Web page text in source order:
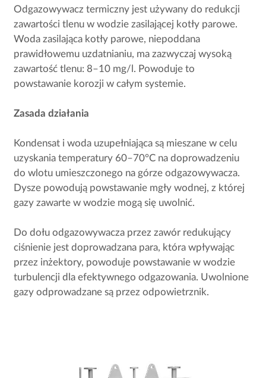
Odgazowywacz termiczny jest używany do redukcji
zawartości tlenu w wodzie zasilającej kotły parowe.
Woda zasilająca kotły parowe, niepoddana
prawidłowemu uzdatnianiu, ma zazwyczaj wysoką
zawartość tlenu: 8–10 mg/l. Powoduje to
powstawanie korozji w całym systemie.
Zasada działania
Kondensat i woda uzupełniająca są mieszane w celu
uzyskania temperatury 60–70°C na doprowadzeniu
do wlotu umieszczonego na górze odgazowywacza.
Dysze powodują powstawanie mgły wodnej, z której
gazy zawarte w wodzie mogą się uwolnić.
Do dołu odgazowywacza przez zawór redukujący
ciśnienie jest doprowadzana para, która wpływając
przez inżektory, powoduje powstawanie w wodzie
turbulencji dla efektywnego odgazowania. Uwolnione
gazy odprowadzane są przez odpowietrznik.